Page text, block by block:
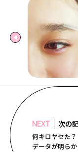
NEXT 次の
何キロヤセた
データが明らか